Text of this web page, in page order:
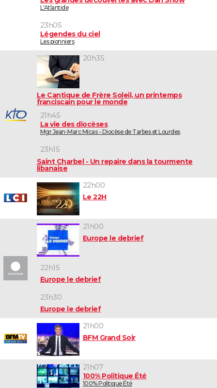
L'Atlantide
23h05
Légendes du ciel
Les pionniers
20h35
Le Cantique de Frère Soleil, un printemps
franciscain pour le monde
21h45
La vie des diocèses
Mgr Jean-Marc Micas - Diocèse de Tarbes et Lourdes
23h15
Saint Charbel - Un repaire dans la tourmente
libanaise
22h00
Le 22H
21h00
Europe le debrief
22h15
Europe le debrief
23h30
Europe le debrief
21h00
BFM Grand Soir
21h07
100% Politique Été
100% Politique Été